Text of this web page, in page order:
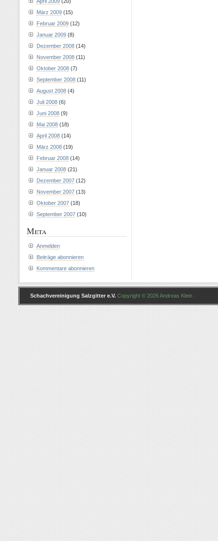
März 2009 (15)
Februar 2009 (12)
Januar 2009 (8)
Dezember 2008 (14)
November 2008 (11)
Oktober 2008 (7)
September 2008 (11)
August 2008 (4)
Juli 2008 (6)
Juni 2008 (9)
Mai 2008 (18)
April 2008 (14)
März 2008 (19)
Februar 2008 (14)
Januar 2008 (21)
Dezember 2007 (12)
November 2007 (13)
Oktober 2007 (18)
September 2007 (10)
Meta
Anmelden
Beiträge abonnieren
Kommentare abonnieren
Schachvereinigung Salzgitter e.V. Copyright © 2026 Andreas Klein .